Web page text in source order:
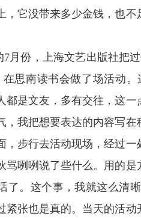
，它没带来多少金钱，也
7月份，上海文艺出版社把
在思南读书会做了场活动
都是文友，多有交往，这
，我把想要表达的内容写
，步行去活动现场，经过
骂咧咧说了些什么。用的
了。这个事，我就这么清
紧张也是真的。当天的活